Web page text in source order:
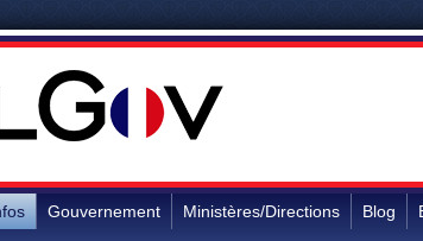
Gouvernement Ministères/Directions Blog